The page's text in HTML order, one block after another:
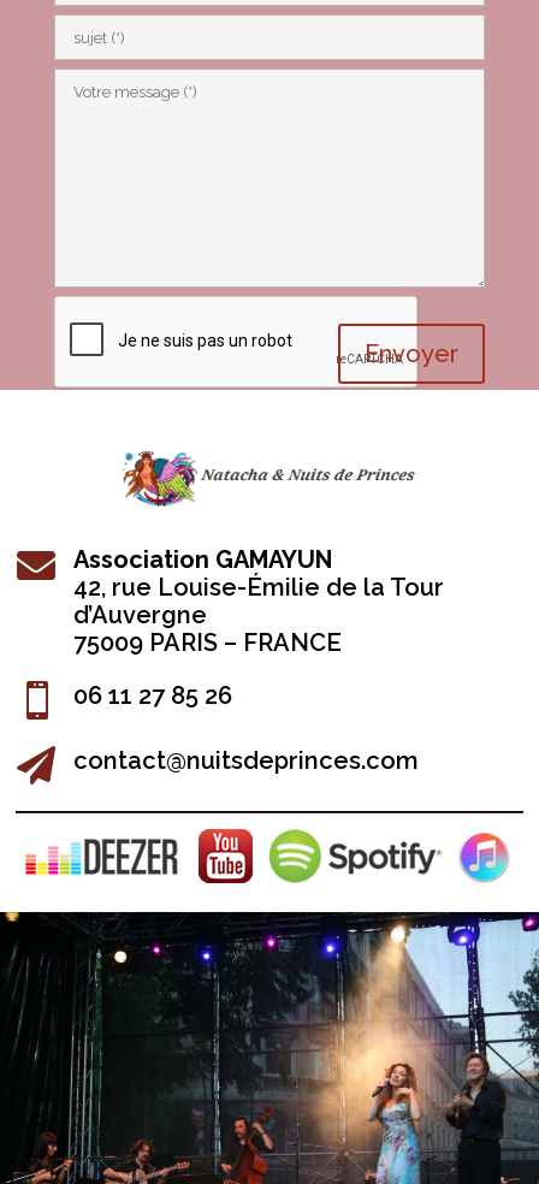
Envoyer

Association GAMAYUN
42, rue Louise-Émilie de la Tour
d’Auvergne
75009 PARIS – FRANCE
 06 11 27 85 26
 contact@nuitsdeprinces.com